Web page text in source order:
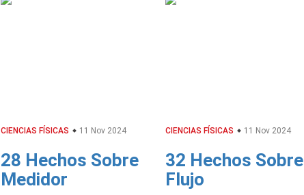
CIENCIAS FÍSICAS 11 Nov 2024
28 Hechos Sobre
Medidor
CIENCIAS FÍSICAS 11 Nov 2024
32 Hechos Sobre
Flujo